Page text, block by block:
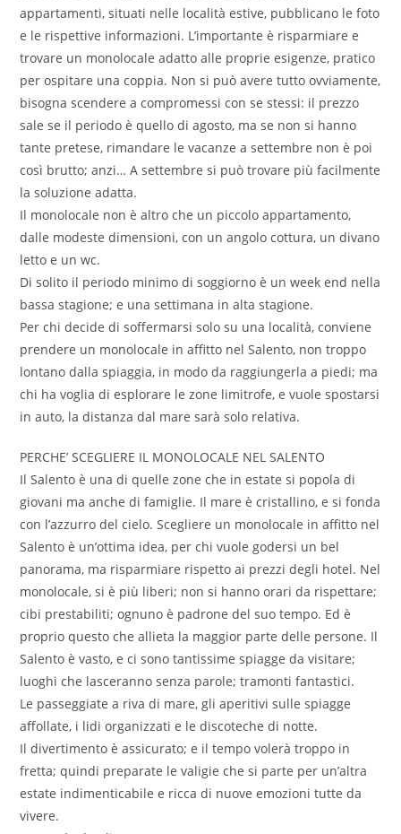
appartamenti, situati nelle località estive, pubblicano le foto
e le rispettive informazioni. L’importante è risparmiare e
trovare un monolocale adatto alle proprie esigenze, pratico
per ospitare una coppia. Non si può avere tutto ovviamente,
bisogna scendere a compromessi con se stessi: il prezzo
sale se il periodo è quello di agosto, ma se non si hanno
tante pretese, rimandare le vacanze a settembre non è poi
così brutto; anzi… A settembre si può trovare più facilmente
la soluzione adatta.
Il monolocale non è altro che un piccolo appartamento,
dalle modeste dimensioni, con un angolo cottura, un divano
letto e un wc.
Di solito il periodo minimo di soggiorno è un week end nella
bassa stagione; e una settimana in alta stagione.
Per chi decide di soffermarsi solo su una località, conviene
prendere un monolocale in affitto nel Salento, non troppo
lontano dalla spiaggia, in modo da raggiungerla a piedi; ma
chi ha voglia di esplorare le zone limitrofe, e vuole spostarsi
in auto, la distanza dal mare sarà solo relativa.
PERCHE’ SCEGLIERE IL MONOLOCALE NEL SALENTO
Il Salento è una di quelle zone che in estate si popola di
giovani ma anche di famiglie. Il mare è cristallino, e si fonda
con l’azzurro del cielo. Scegliere un monolocale in affitto nel
Salento è un’ottima idea, per chi vuole godersi un bel
panorama, ma risparmiare rispetto ai prezzi degli hotel. Nel
monolocale, si è più liberi; non si hanno orari da rispettare;
cibi prestabiliti; ognuno è padrone del suo tempo. Ed è
proprio questo che allieta la maggior parte delle persone. Il
Salento è vasto, e ci sono tantissime spiagge da visitare;
luoghi che lasceranno senza parole; tramonti fantastici.
Le passeggiate a riva di mare, gli aperitivi sulle spiagge
affollate, i lidi organizzati e le discoteche di notte.
Il divertimento è assicurato; e il tempo volerà troppo in
fretta; quindi preparate le valigie che si parte per un’altra
estate indimenticabile e ricca di nuove emozioni tutte da
vivere.